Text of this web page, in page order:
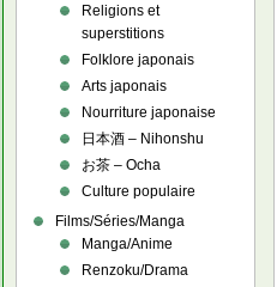
Religions et
superstitions
Folklore japonais
Arts japonais
Nourriture japonaise
日本酒 – Nihonshu
お茶 – Ocha
Culture populaire
Films/Séries/Manga
Manga/Anime
Renzoku/Drama